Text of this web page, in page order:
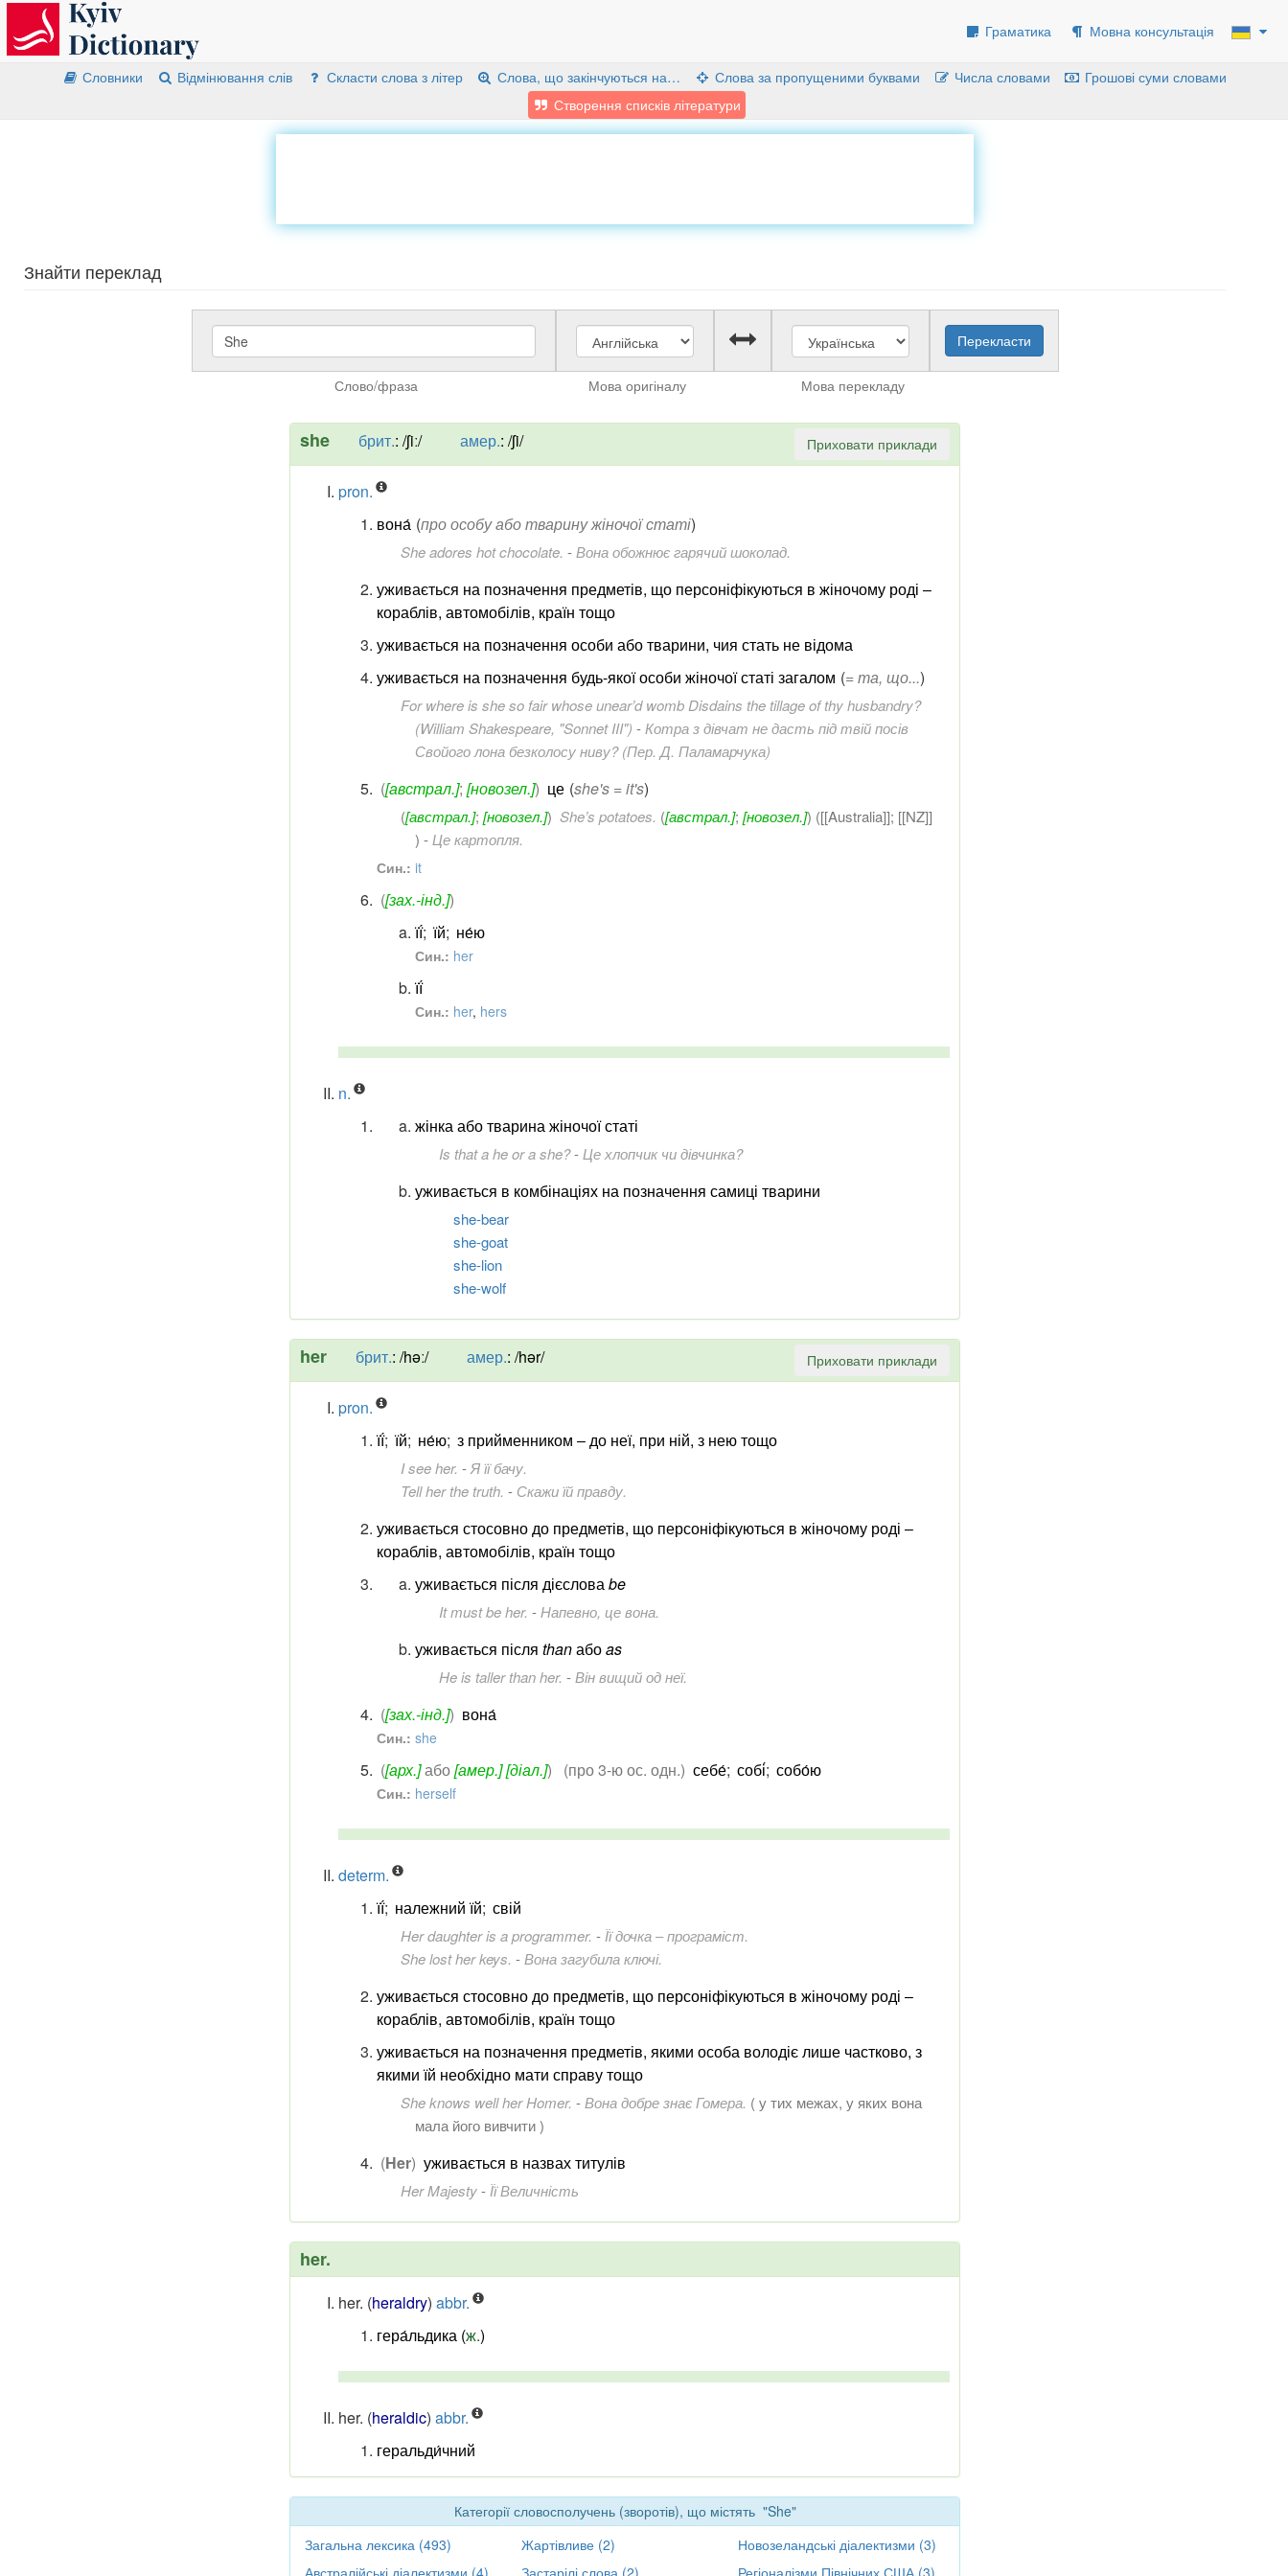
Граматика Мовна консультація
Словники Відмінювання слів Скласти слова з літер Слова, що закінчуються на… Слова за пропущеними буквами Числа словами
Грошові суми словами
Створення списків літератури
Знайти переклад
Слово/фраза Мова оригіналу Мова перекладу
she брит.: /ʃiː/ амер.: /ʃi/ Приховати приклади
pron.
вона́ (про особу або тварину жіночої статі)
She adores hot chocolate. -Вона обожнює гарячий шоколад.
уживається на позначення предметів, що персоніфікуються в жіночому роді ‒
кораблів, автомобілів, країн тощо
уживається на позначення особи або тварини, чия стать не відома
уживається на позначення будь-якої особи жіночої статі загалом (= та, що...)
For where is she so fair whose unear’d womb Disdains the tillage of thy husbandry?
(William Shakespeare, "Sonnet III") -Котра з дівчат не дасть під твій посів
Свойого лона безколосу ниву? (Пер. Д. Паламарчука)
([австрал.]; [новозел.]) це (she's = it's)
([австрал.]; [новозел.]) She’s potatoes. ([австрал.]; [новозел.]) ([[Australia]]; [[NZ]]
) -Це картопля.
Син.: it
([зах.-інд.])
її́; їй; не́ю
Син.: her
її́
Син.: her, hers
n.
жінка або тварина жіночої статі
Is that a he or a she?-Це хлопчик чи дівчинка?
уживається в комбінаціях на позначення самиці тварини
she-bear
she-goat
she-lion
she-wolf
her брит.: /həː/ амер.: /hər/ Приховати приклади
pron.
її́; їй; не́ю; з прийменником ‒ до неї, при ній, з нею тощо
I see her. -Я її бачу.
Tell her the truth. - Скажи їй правду.
уживається стосовно до предметів, що персоніфікуються в жіночому роді ‒
кораблів, автомобілів, країн тощо
уживається після дієсловаbe
It must be her. -Напевно, це вона.
уживається після thanабоas
He is taller than her. -Він вищий од неї.
([зах.-інд.]) вона́
Син.: she
([арх.]або[амер.][діал.]) (про 3-ю ос. одн.) себе́; собі́; собо́ю
Син.: herself
determ.
її́; належний їй; свій
Her daughter is a programmer. - Її дочка ‒ програміст.
She lost her keys. -Вона загубила ключі.
уживається стосовно до предметів, що персоніфікуються в жіночому роді ‒
кораблів, автомобілів, країн тощо
уживається на позначення предметів, якими особа володіє лише частково, з
якими їй необхідно мати справу тощо
She knows well her Homer. -Вона добре знає Гомера. ( у тих межах, у яких вона
мала його вивчити )
(Her) уживається в назвах титулів
Her Majesty- Її Величність
her.
her. (heraldry) abbr.
гера́льдика (ж.)
her. (heraldic) abbr.
геральди́чний
Категорії словосполучень (зворотів), що містять "She"
Загальна лексика (493)
Жартівливе (2)
Новозеландські діалектизми (3)
Австралійські діалектизми (4)
Застарілі слова (2)
Регіоналізми Північних США (3)